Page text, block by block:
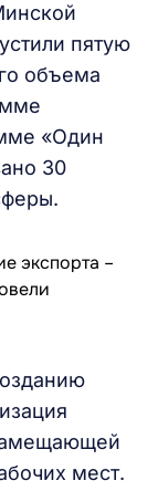
пятую
объема
«Один
30
мест.